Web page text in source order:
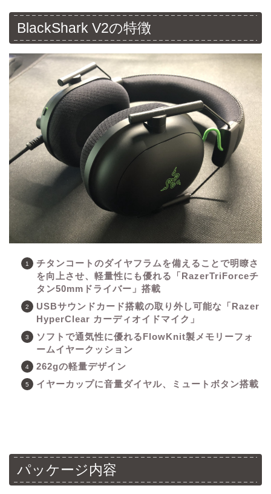
BlackShark V2の特徴
チタンコートのダイヤフラムを備えることで明瞭さ
を向上させ、軽量性にも優れる「RazerTriForceチ
タン50mmドライバー」搭載
USBサウンドカード搭載の取り外し可能な「Razer
HyperClear カーディオイドマイク」
ソフトで通気性に優れるFlowKnit製メモリーフォ
ームイヤークッション
262gの軽量デザイン
イヤーカップに音量ダイヤル、ミュートボタン搭載
パッケージ内容